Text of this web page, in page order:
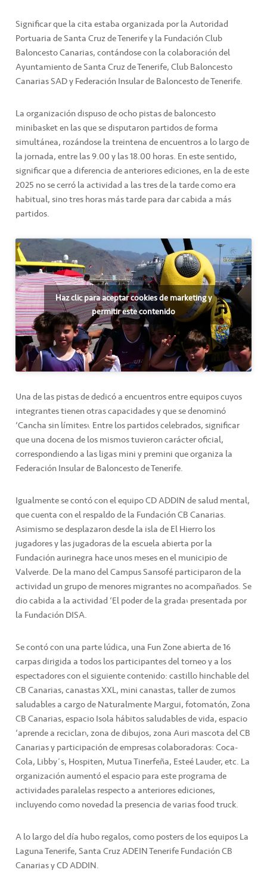
Significar que la cita estaba organizada por la Autoridad
Portuaria de Santa Cruz de Tenerife y la Fundación Club
Baloncesto Canarias, contándose con la colaboración del
Ayuntamiento de Santa Cruz de Tenerife, Club Baloncesto
Canarias SAD y Federación Insular de Baloncesto de Tenerife.
La organización dispuso de ocho pistas de baloncesto
minibasket en las que se disputaron partidos de forma
simultánea, rozándose la treintena de encuentros a lo largo de
la jornada, entre las 9.00 y las 18.00 horas. En este sentido,
significar que a diferencia de anteriores ediciones, en la de este
2025 no se cerró la actividad a las tres de la tarde como era
habitual, sino tres horas más tarde para dar cabida a más
partidos.
Haz clic para aceptar cookies de marketing y
permitir este contenido
Una de las pistas de dedicó a encuentros entre equipos cuyos
integrantes tienen otras capacidades y que se denominó
‘Cancha sin límites’. Entre los partidos celebrados, significar
que una docena de los mismos tuvieron carácter oficial,
correspondiendo a las ligas mini y premini que organiza la
Federación Insular de Baloncesto de Tenerife.
Igualmente se contó con el equipo CD ADDIN de salud mental,
que cuenta con el respaldo de la Fundación CB Canarias.
Asimismo se desplazaron desde la isla de El Hierro los
jugadores y las jugadoras de la escuela abierta por la
Fundación aurinegra hace unos meses en el municipio de
Valverde. De la mano del Campus Sansofé participaron de la
actividad un grupo de menores migrantes no acompañados. Se
dio cabida a la actividad ‘El poder de la grada’ presentada por
la Fundación DISA.
Se contó con una parte lúdica, una Fun Zone abierta de 16
carpas dirigida a todos los participantes del torneo y a los
espectadores con el siguiente contenido: castillo hinchable del
CB Canarias, canastas XXL, mini canastas, taller de zumos
saludables a cargo de Naturalmente Margui, fotomatón, Zona
CB Canarias, espacio Isola hábitos saludables de vida, espacio
‘aprende a reciclar’, zona de dibujos, zona Auri mascota del CB
Canarias y participación de empresas colaboradoras: Coca-
Cola, Libby´s, Hospiten, Mutua Tinerfeña, Esteé Lauder, etc. La
organización aumentó el espacio para este programa de
actividades paralelas respecto a anteriores ediciones,
incluyendo como novedad la presencia de varias food truck.
A lo largo del día hubo regalos, como posters de los equipos La
Laguna Tenerife, Santa Cruz ADEIN Tenerife Fundación CB
Canarias y CD ADDIN.